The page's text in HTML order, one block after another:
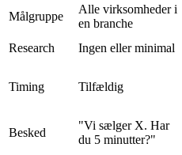
Målgruppe
Alle virksomheder i
en branche
Research
Ingen eller minimal
Timing Tilfældig
Besked
"Vi sælger X. Har
du 5 minutter?"